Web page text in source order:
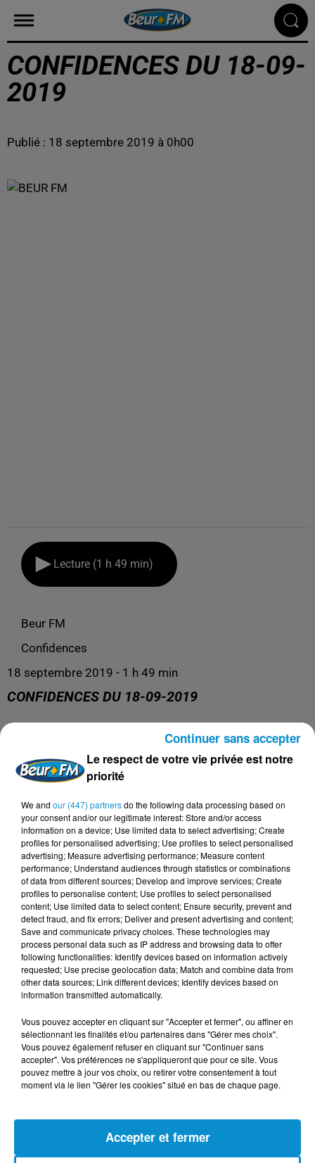
CONFIDENCES DU 18-09-
2019
Publié : 18 septembre 2019 à 0h00
Lecture (1 h 49 min)
Beur FM
Confidences
18 septembre 2019 - 1 h 49 min
CONFIDENCES DU 18-09-2019
DERNIERS PODCASTS
24 juillet 2026
Les Zinformés - 24/07/26
23 juillet 2026
Les Zinformés - 23/07/26
Le respect de votre vie privée est notre
priorité
We and our (447) partnersdo the following data processing based on
your consent and/or our legitimate interest: Store and/or access
information on a device; Use limited data to select advertising; Create
profiles for personalised advertising; Use profiles to select personalised
advertising; Measure advertising performance; Measure content
performance; Understand audiences through statistics or combinations
of data from different sources; Develop and improve services; Create
profiles to personalise content; Use profiles to select personalised
content; Use limited data to select content; Ensure security, prevent and
detect fraud, and fix errors; Deliver and present advertising and content;
Save and communicate privacy choices. These technologies may
process personal data such as IP address and browsing data to offer
following functionalities: Identify devices based on information actively
requested; Use precise geolocation data; Match and combine data from
other data sources; Link different devices; Identify devices based on
information transmitted automatically.
Vous pouvez accepter en cliquant sur "Accepter et fermer", ou affiner en
sélectionnant les finalités et/ou partenaires dans "Gérer mes choix".
Vous pouvez également refuser en cliquant sur "Continuer sans
accepter". Vos préférences ne s'appliqueront que pour ce site. Vous
pouvez mettre à jour vos choix, ou retirer votre consentement à tout
moment via le lien "Gérer les cookies" situé en bas de chaque page.
Accepter et fermer
Continuer sans accepter